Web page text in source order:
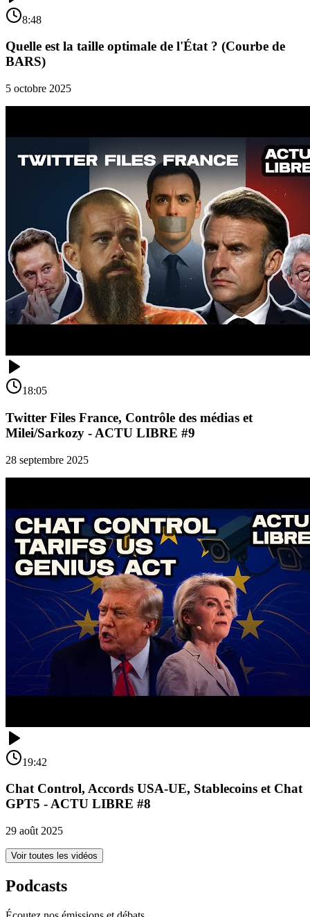
8:48
Quelle est la taille optimale de l'État ? (Courbe de
BARS)
5 octobre 2025
18:05
Twitter Files France, Contrôle des médias et
Milei/Sarkozy - ACTU LIBRE #9
28 septembre 2025
19:42
Chat Control, Accords USA-UE, Stablecoins et Chat
GPT5 - ACTU LIBRE #8
29 août 2025
Voir toutes les vidéos
Podcasts